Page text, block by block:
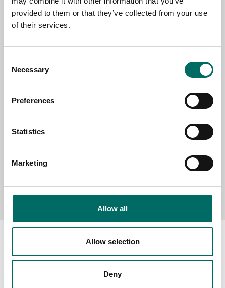
provided to them or that they’ve collected from your use
of their services.
Selection
Necessary
Preferences
Statistics
Marketing
Allow all
Allow selection
Deny
EMAIL
SELECT COUNTRY
MESSAGE (written in english)
Send message